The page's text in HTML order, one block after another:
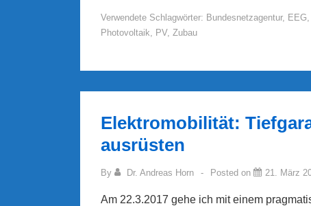
und
Einspeisevergütung
Verwendete Schlagwörter: Bundesnetzagentur, EEG,
Photovoltaik, PV, Zubau
Elektromobilität:
ausrüsten
By Dr. Andreas Horn Posted on 21. März
Am 22.3.2017 gehe ich mit einem